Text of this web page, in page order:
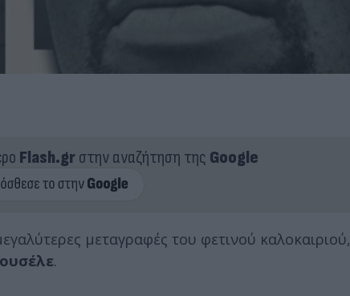
Flash.grστην αναζήτηση της Google
μεταγραφές του φετινού καλοκαιριού,
.